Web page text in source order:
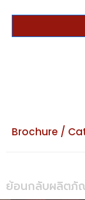
Brochure /
ย้อนกลับผลิตภั